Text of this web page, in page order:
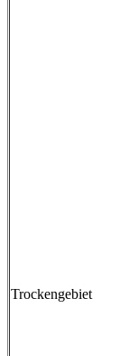
Trockengebiet